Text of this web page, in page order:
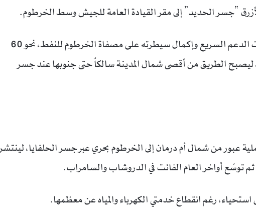
“جسر الحديد” إلى مقر القيادة العامة للجيش وسط الخرطوم.
بعدها بيوم، أعلن الجيش “طرد” قوات الدعم السريع وإكمال سيطرته على مصفاة الخرطوم للنفط، نحو 60
ليصبح الطريق من أقصى شمال المدينة سالكاً حتى جنوبها عند جسر
عبور من شمال أم درمان إلى الخرطوم بحري عبر جسر الحلفايا، لينتشر
ثم توسّع أواخر العام الفائت في الدروشاب والسامراب.
رغم انقطاع خدمتي الكهرباء والمياه عن معظمها.